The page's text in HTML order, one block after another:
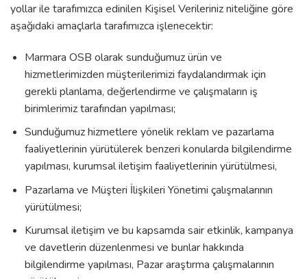
yollar ile tarafımızca edinilen Kişisel Verileriniz niteliğine göre
aşağıdaki amaçlarla tarafımızca işlenecektir:
Marmara OSB olarak sunduğumuz ürün ve
hizmetlerimizden müşterilerimizi faydalandırmak için
gerekli planlama, değerlendirme ve çalışmaların iş
birimlerimiz tarafından yapılması;
Sunduğumuz hizmetlere yönelik reklam ve pazarlama
faaliyetlerinin yürütülerek benzeri konularda bilgilendirme
yapılması, kurumsal iletişim faaliyetlerinin yürütülmesi,
Pazarlama ve Müşteri İlişkileri Yönetimi çalışmalarının
yürütülmesi;
Kurumsal iletişim ve bu kapsamda sair etkinlik, kampanya
ve davetlerin düzenlenmesi ve bunlar hakkında
bilgilendirme yapılması, Pazar araştırma çalışmalarının